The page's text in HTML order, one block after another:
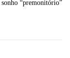
“premonitório”